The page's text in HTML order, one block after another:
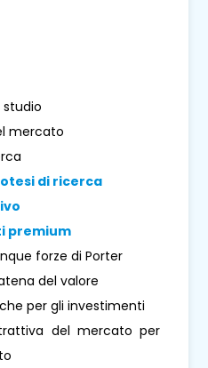
mercato
di ricerca
premium
forze di Porter
del valore
per gli investimenti
del mercato per